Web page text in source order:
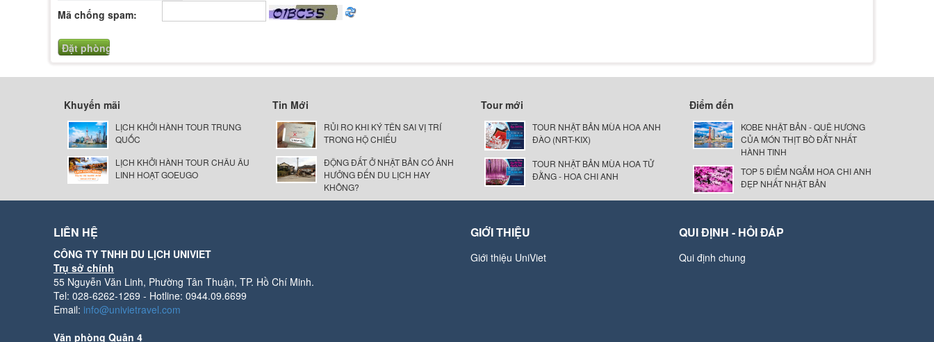
Mã chống spam:
Khuyến mãi
LỊCH KHỞI HÀNH TOUR TRUNG
QUỐC
LỊCH KHỞI HÀNH TOUR CHÂU ÂU
LINH HOẠT GOEUGO
Tin Mới
RỦI RO KHI KÝ TÊN SAI VỊ TRÍ
TRONG HỘ CHIẾU
ĐỘNG ĐẤT Ở NHẬT BẢN CÓ ẢNH
HƯỞNG ĐẾN DU LỊCH HAY
KHÔNG?
Tour mới
TOUR NHẬT BẢN MÙA HOA ANH
ĐÀO (NRT-KIX)
TOUR NHẬT BẢN MÙA HOA TỬ
ĐẰNG - HOA CHI ANH
Điểm đến
KOBE NHẬT BẢN - QUÊ HƯƠNG
CỦA MÓN THỊT BÒ ĐẮT NHẤT
HÀNH TINH
TOP 5 ĐIỂM NGẮM HOA CHI ANH
ĐẸP NHẤT NHẬT BẢN
LIÊN HỆ
CÔNG TY TNHH DU LỊCH UNIVIET
Trụ sở chính
55 Nguyễn Văn Linh, Phường Tân Thuận, TP. Hồ Chí Minh.
Tel: 028-6262-1269 - Hotline: 0944.09.6699
Email: info@univietravel.com
Văn phòng Quận 4
GIỚI THIỆU
Giới thiệu UniViet
QUI ĐỊNH - HỎI ĐÁP
Qui định chung